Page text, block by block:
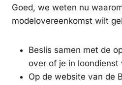
Goed, we weten nu
modelovereenkomst wilt
Beslis samen met de
over of je in
Op de website van de